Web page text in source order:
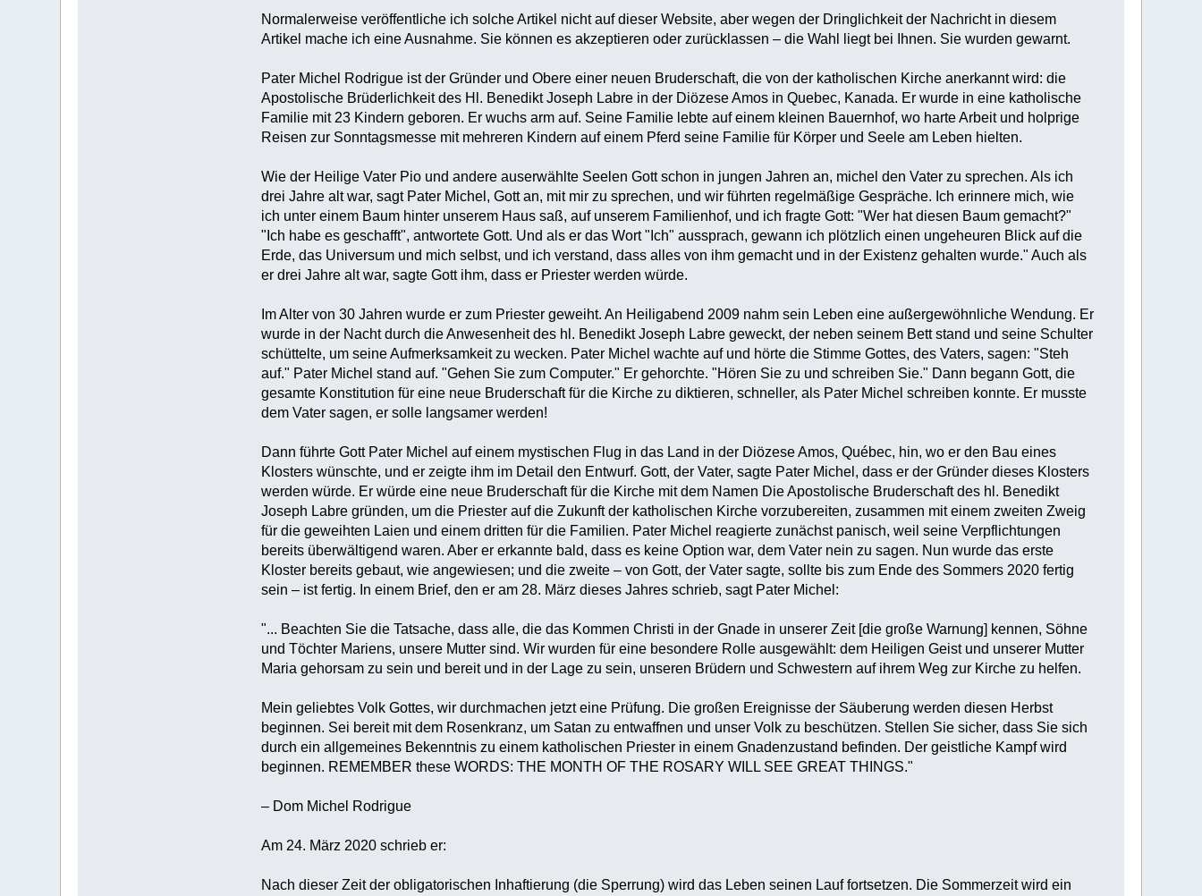
‎Normalerweise veröffentliche ich solche Artikel nicht auf dieser Website, aber wegen der Dringlichkeit der Nachricht in diesem
Artikel mache ich eine Ausnahme. Sie können es akzeptieren oder zurücklassen – die Wahl liegt bei Ihnen. Sie wurden gewarnt. ‎
‎Pater Michel Rodrigue ist der Gründer und Obere einer neuen Bruderschaft, die von der katholischen Kirche anerkannt wird: die
Apostolische Brüderlichkeit des Hl. Benedikt Joseph Labre in der Diözese Amos in Quebec, Kanada. Er wurde in eine katholische
Familie mit 23 Kindern geboren. Er wuchs arm auf. Seine Familie lebte auf einem kleinen Bauernhof, wo harte Arbeit und holprige
Reisen zur Sonntagsmesse mit mehreren Kindern auf einem Pferd seine Familie für Körper und Seele am Leben hielten.‎
‎Wie der Heilige Vater Pio und andere auserwählte Seelen Gott schon in jungen Jahren an, michel den Vater zu sprechen. Als ich
drei Jahre alt war, sagt Pater Michel, Gott an, mit mir zu sprechen, und wir führten regelmäßige Gespräche. Ich erinnere mich, wie
ich unter einem Baum hinter unserem Haus saß, auf unserem Familienhof, und ich fragte Gott: "Wer hat diesen Baum gemacht?"
"Ich habe es geschafft", antwortete Gott. Und als er das Wort "Ich" aussprach, gewann ich plötzlich einen ungeheuren Blick auf die
Erde, das Universum und mich selbst, und ich verstand, dass alles von ihm gemacht und in der Existenz gehalten wurde." Auch als
er drei Jahre alt war, sagte Gott ihm, dass er Priester werden würde.‎
‎Im Alter von 30 Jahren wurde er zum Priester geweiht. An Heiligabend 2009 nahm sein Leben eine außergewöhnliche Wendung. Er
wurde in der Nacht durch die Anwesenheit des hl. Benedikt Joseph Labre geweckt, der neben seinem Bett stand und seine Schulter
schüttelte, um seine Aufmerksamkeit zu wecken. Pater Michel wachte auf und hörte die Stimme Gottes, des Vaters, sagen: "Steh
auf." Pater Michel stand auf. "Gehen Sie zum Computer." Er gehorchte. "Hören Sie zu und schreiben Sie." Dann begann Gott, die
gesamte Konstitution für eine neue Bruderschaft für die Kirche zu diktieren, schneller, als Pater Michel schreiben konnte. Er musste
dem Vater sagen, er solle langsamer werden!‎
‎Dann führte Gott Pater Michel auf einem mystischen Flug in das Land in der Diözese Amos, Québec, hin, wo er den Bau eines
Klosters wünschte, und er zeigte ihm im Detail den Entwurf. Gott, der Vater, sagte Pater Michel, dass er der Gründer dieses Klosters
werden würde. Er würde eine neue Bruderschaft für die Kirche mit dem Namen Die Apostolische Bruderschaft des hl. Benedikt
Joseph Labre gründen, um die Priester auf die Zukunft der katholischen Kirche vorzubereiten, zusammen mit einem zweiten Zweig
für die geweihten Laien und einem dritten für die Familien. Pater Michel reagierte zunächst panisch, weil seine Verpflichtungen
bereits überwältigend waren. Aber er erkannte bald, dass es keine Option war, dem Vater nein zu sagen. Nun wurde das erste
Kloster bereits gebaut, wie angewiesen; und die zweite – von Gott, der Vater sagte, sollte bis zum Ende des Sommers 2020 fertig
sein – ist fertig. In einem Brief, den er am 28. März dieses Jahres schrieb, sagt Pater Michel:‎
‎"... Beachten Sie die Tatsache, dass alle, die das Kommen Christi in der Gnade in unserer Zeit [die große Warnung] kennen, Söhne
und Töchter Mariens, unsere Mutter sind. Wir wurden für eine besondere Rolle ausgewählt: dem Heiligen Geist und unserer Mutter
Maria gehorsam zu sein und bereit und in der Lage zu sein, unseren Brüdern und Schwestern auf ihrem Weg zur Kirche zu helfen.‎
‎Mein geliebtes Volk Gottes, wir durchmachen jetzt eine Prüfung. ‎‎Die großen Ereignisse der Säuberung werden diesen Herbst
beginnen.‎‎ Sei bereit mit dem Rosenkranz, um Satan zu entwaffnen und unser Volk zu beschützen. Stellen Sie sicher, dass Sie sich
durch ein allgemeines Bekenntnis zu einem katholischen Priester in einem Gnadenzustand befinden. Der geistliche Kampf wird
beginnen. REMEMBER these WORDS: THE MONTH OF THE ROSARY WILL SEE GREAT THINGS."‎
– Dom Michel Rodrigue
‎Am 24. März 2020 schrieb er:‎
‎Nach dieser Zeit der obligatorischen Inhaftierung (die Sperrung) wird das Leben seinen Lauf fortsetzen. Die Sommerzeit wird ein